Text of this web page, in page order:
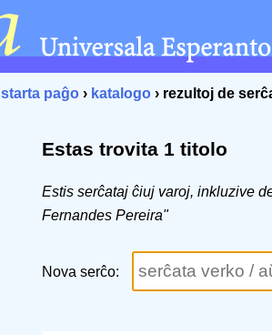
starta paĝo › katalogo › rezultoj de
Estas trovita 1 titolo
Estis serĉataj ĉiuj varoj, inkluzive
Fernandes Pereira"
Nova serĉo: